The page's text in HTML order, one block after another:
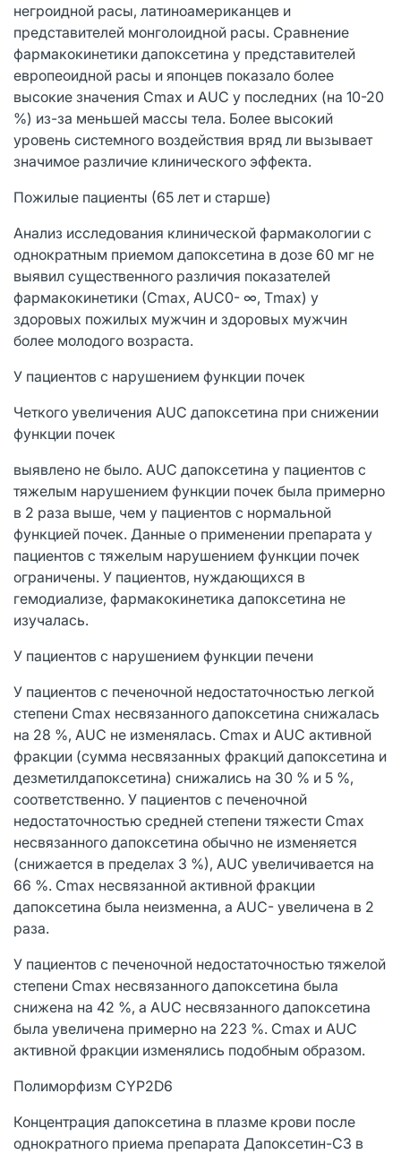
негроидной расы, латиноамериканцев и
представителей монголоидной расы. Сравнение
фармакокинетики дапоксетина у представителей
европеоидной расы и японцев показало более
высокие значения Сmах и AUC у последних (на 10-20
%) из-за меньшей массы тела. Более высокий
уровень системного воздействия вряд ли вызывает
значимое различие клинического эффекта.
Пожилые пациенты (65 лет и старше)
Анализ исследования клинической фармакологии с
однократным приемом дапоксетина в дозе 60 мг не
выявил существенного различия показателей
фармакокинетики (Сmах, AUC0- ∞, Тmах) у
здоровых пожилых мужчин и здоровых мужчин
более молодого возраста.
У пациентов с нарушением функции почек
Четкого увеличения AUC дапоксетина при снижении
функции почек
выявлено не было. AUC дапоксетина у пациентов с
тяжелым нарушением функции почек была примерно
в 2 раза выше, чем у пациентов с нормальной
функцией почек. Данные о применении препарата у
пациентов с тяжелым нарушением функции почек
ограничены. У пациентов, нуждающихся в
гемодиализе, фармакокинетика дапоксетина не
изучалась.
У пациентов с нарушением функции печени
У пациентов с печеночной недостаточностью легкой
степени Сmах несвязанного дапоксетина снижалась
на 28 %, AUC не изменялась. Сmах и AUC активной
фракции (сумма несвязанных фракций дапоксетина и
дезметилдапоксетина) снижались на 30 % и 5 %,
соответственно. У пациентов с печеночной
недостаточностью средней степени тяжести Сmах
несвязанного дапоксетина обычно не изменяется
(снижается в пределах 3 %), AUC увеличивается на
66 %. Сmах несвязанной активной фракции
дапоксетина была неизменна, a AUC- увеличена в 2
раза.
У пациентов с печеночной недостаточностью тяжелой
степени Сmах несвязанного дапоксетина была
снижена на 42 %, a AUC несвязанного дапоксетина
была увеличена примерно на 223 %. Сmах и AUC
активной фракции изменялись подобным образом.
Полиморфизм CYP2D6
Концентрация дапоксетина в плазме крови после
однократного приема препарата Дапоксетин-СЗ в